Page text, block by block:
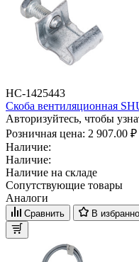
НС-1425443
Скоба вентиляционная
Авторизуйтесь, чтобы
Розничная цена: 2 907.00 ₽
Наличие:
Наличие:
Наличие на складе
Сопутствующие товары
Аналоги
Сравнить В